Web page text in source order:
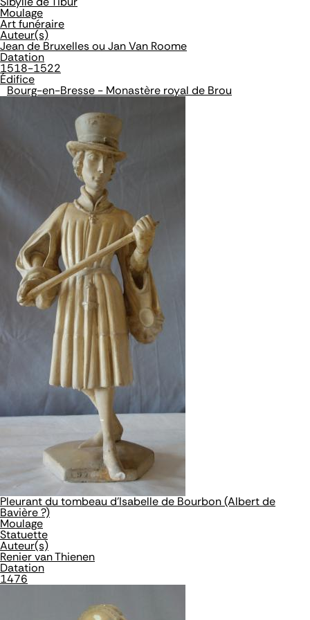
Moulage
Art funéraire
Auteur(s)
Jean de Bruxelles ou Jan Van Roome
Datation
1518-1522
Édifice
Bourg-en-Bresse - Monastère royal de Brou
Pleurant du tombeau d'Isabelle de Bourbon (Albert de
Bavière ?)
Moulage
Statuette
Auteur(s)
Renier van Thienen
Datation
1476